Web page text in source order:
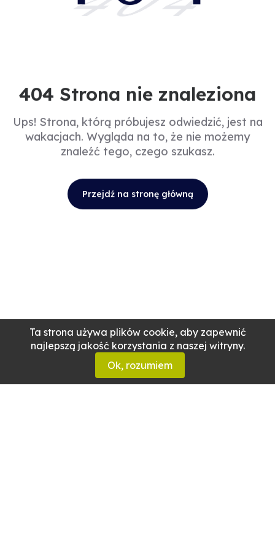
Ta strona używa plików cookie, aby zapewnić
najlepszą jakość korzystania z naszej witryny.
Ok, rozumiem
404 Strona nie znaleziona
Ups! Strona, którą próbujesz odwiedzić, jest na
wakacjach. Wygląda na to, że nie możemy
znaleźć tego, czego szukasz.
Przejdź na stronę główną